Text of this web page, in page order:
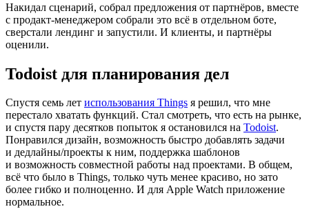
Накидал сценарий, собрал предложения от партнёров, вместе
с продакт-менеджером собрали это всё в отдельном боте,
сверстали лендинг и запустили. И клиенты, и партнёры
оценили.
Todoist для планирования дел
Спустя семь лет использования Things я решил, что мне
перестало хватать функций. Стал смотреть, что есть на рынке,
и спустя пару десятков попыток я остановился на Todoist.
Понравился дизайн, возможность быстро добавлять задачи
и дедлайны/проекты к ним, поддержка шаблонов
и возможность совместной работы над проектами. В общем,
всё что было в Things, только чуть менее красиво, но зато
более гибко и полноценно. И для Apple Watch приложение
нормальное.